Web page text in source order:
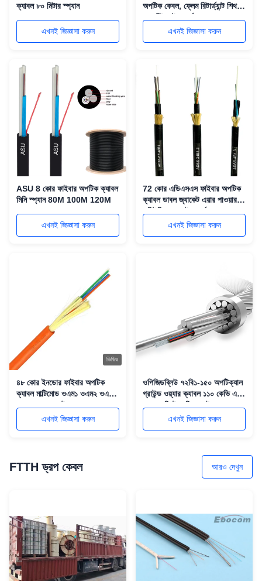
ক্যাবল ৮০ মিটার স্প্যান
এখনই জিজ্ঞাসা করুন
অপটিক কেবল, ফ্লেম রিটার্ড্যান্ট শিথ
এবং স্টিল টেপ আর্মার সহ
এখনই জিজ্ঞাসা করুন
ASU 8 কোর ফাইবার অপটিক ক্যাবল
মিনি স্প্যান 80M 100M 120M
এখনই জিজ্ঞাসা করুন
72 কোর এডিএসএস ফাইবার অপটিক
ক্যাবল ডাবল জ্যাকেট এয়ার পাওয়ার
কমিউনিকেশন নেটওয়ার্কের জন্য
আরামাইড যন্ত্রপাতি দিয়ে শক্তিশালী
এখনই জিজ্ঞাসা করুন
ভিডিও
৪৮ কোর ইনডোর ফাইবার অপটিক
ক্যাবল মাল্টিমোড ওএম১ ওএম২ ওএম৩
ওএম৪ ওএম৫ ডেটা যোগাযোগ
নেটওয়ার্কের জন্যএখনই জিজ্ঞাসা করুন
ওপিজিডব্লিউ ৭২বি১-১৫০ অপটিক্যাল
গ্রাউন্ড ওয়্যার ক্যাবল ১১০ কেভি এবং
২২০ কেভি ট্রান্সমিশন লাইনের জন্য ৭২
কোর ফাইবার অপটিক্স সহ
এখনই জিজ্ঞাসা করুন
FTTH ড্রপ কেবল আরও দেখুন